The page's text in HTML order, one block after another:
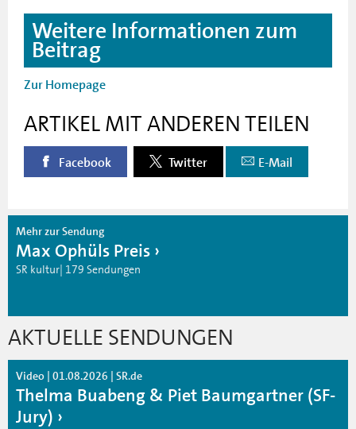
Weitere Informationen zum
Beitrag
Zur Homepage
ARTIKEL MIT ANDEREN TEILEN
Facebook Twitter E-Mail
Mehr zur Sendung
Max Ophüls Preis
SR kultur| 179 Sendungen
AKTUELLE SENDUNGEN
Video | 01.08.2026 | SR.de
Thelma Buabeng & Piet Baumgartner (SF-
Jury)